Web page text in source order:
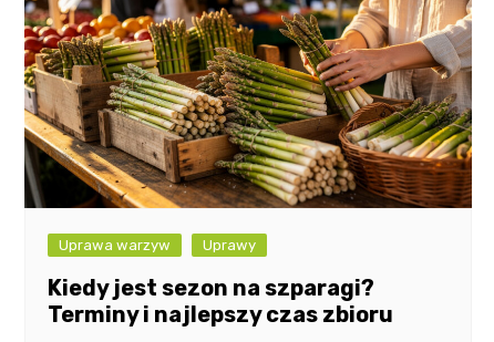
Uprawa warzyw Uprawy
Kiedy jest sezon na szparagi?
Terminy i najlepszy czas zbioru